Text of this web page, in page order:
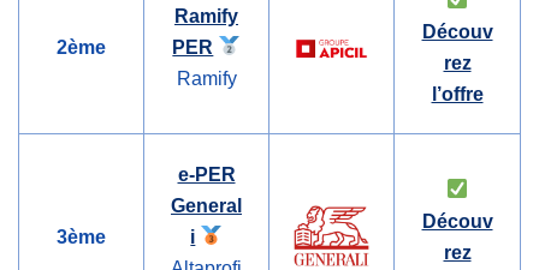
2ème
Ramify
PER
Ramify
Découv
rez
l’offre
3ème
e-PER
General
i
Découv
rez